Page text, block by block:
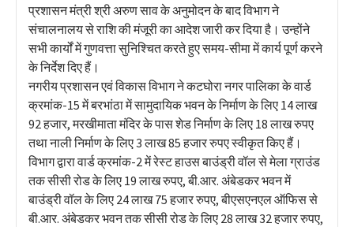
प्रशासन मंत्री श्री अरुण साव के अनुमोदन के बाद विभाग ने
संचालनालय से राशि की मंजूरी का आदेश जारी कर दिया है। उन्होंने
सभी कार्यों में गुणवत्ता सुनिश्चित करते हुए समय-सीमा में कार्य पूर्ण करने
के निर्देश दिए हैं।
नगरीय प्रशासन एवं विकास विभाग ने कटघोरा नगर पालिका के वार्ड
क्रमांक-15 में बरभांठा में सामुदायिक भवन के निर्माण के लिए 14 लाख
92 हजार, मरखीमाता मंदिर के पास शेड निर्माण के लिए 18 लाख रुपए
तथा नाली निर्माण के लिए 3 लाख 85 हजार रुपए स्वीकृत किए हैं।
विभाग द्वारा वार्ड क्रमांक-2 में रेस्ट हाउस बाउंड्री वॉल से मेला ग्राउंड
तक सीसी रोड के लिए 19 लाख रुपए, बी.आर. अंबेडकर भवन में
बाउंड्री वॉल के लिए 24 लाख 75 हजार रुपए, बीएसएनएल ऑफिस से
बी.आर. अंबेडकर भवन तक सीसी रोड के लिए 28 लाख 32 हजार रुपए,